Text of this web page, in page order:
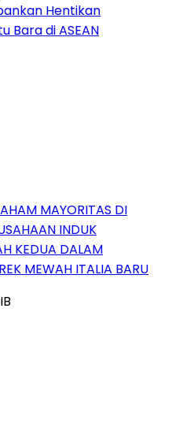
Hentikan
Bara di ASEAN
MAYORITAS DI
INDUK
KEDUA DALAM
MEWAH ITALIA BARU